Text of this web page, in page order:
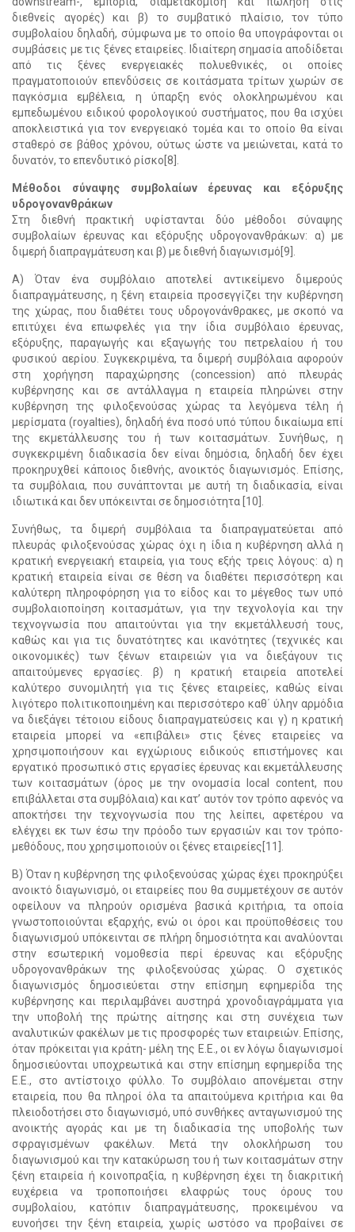
διεθνείς αγορές) και β) το συμβατικό πλαίσιο, τον τύπο
συμβολαίου δηλαδή, σύμφωνα με το οποίο θα υπογράφονται οι
συμβάσεις με τις ξένες εταιρείες. Ιδιαίτερη σημασία αποδίδεται
από τις ξένες ενεργειακές πολυεθνικές, οι οποίες
πραγματοποιούν επενδύσεις σε κοιτάσματα τρίτων χωρών σε
παγκόσμια εμβέλεια, η ύπαρξη ενός ολοκληρωμένου και
εμπεδωμένου ειδικού φορολογικού συστήματος, που θα ισχύει
αποκλειστικά για τον ενεργειακό τομέα και το οποίο θα είναι
σταθερό σε βάθος χρόνου, ούτως ώστε να μειώνεται, κατά το
δυνατόν, το επενδυτικό ρίσκο[8].
Μέθοδοι σύναψης συμβολαίων έρευνας και εξόρυξης
υδρογονανθράκων
Στη διεθνή πρακτική υφίστανται δύο μέθοδοι σύναψης
συμβολαίων έρευνας και εξόρυξης υδρογονανθράκων: α) με
διμερή διαπραγμάτευση και β) με διεθνή διαγωνισμό[9].
Α) Όταν ένα συμβόλαιο αποτελεί αντικείμενο διμερούς
διαπραγμάτευσης, η ξένη εταιρεία προσεγγίζει την κυβέρνηση
της χώρας, που διαθέτει τους υδρογονάνθρακες, με σκοπό να
επιτύχει ένα επωφελές για την ίδια συμβόλαιο έρευνας,
εξόρυξης, παραγωγής και εξαγωγής του πετρελαίου ή του
φυσικού αερίου. Συγκεκριμένα, τα διμερή συμβόλαια αφορούν
στη χορήγηση παραχώρησης (concession) από πλευράς
κυβέρνησης και σε αντάλλαγμα η εταιρεία πληρώνει στην
κυβέρνηση της φιλοξενούσας χώρας τα λεγόμενα τέλη ή
μερίσματα (royalties), δηλαδή ένα ποσό υπό τύπου δικαίωμα επί
της εκμετάλλευσης του ή των κοιτασμάτων. Συνήθως, η
συγκεκριμένη διαδικασία δεν είναι δημόσια, δηλαδή δεν έχει
προκηρυχθεί κάποιος διεθνής, ανοικτός διαγωνισμός. Επίσης,
τα συμβόλαια, που συνάπτονται με αυτή τη διαδικασία, είναι
ιδιωτικά και δεν υπόκεινται σε δημοσιότητα [10].
Συνήθως, τα διμερή συμβόλαια τα διαπραγματεύεται από
πλευράς φιλοξενούσας χώρας όχι η ίδια η κυβέρνηση αλλά η
κρατική ενεργειακή εταιρεία, για τους εξής τρεις λόγους: α) η
κρατική εταιρεία είναι σε θέση να διαθέτει περισσότερη και
καλύτερη πληροφόρηση για το είδος και το μέγεθος των υπό
συμβολαιοποίηση κοιτασμάτων, για την τεχνολογία και την
τεχνογνωσία που απαιτούνται για την εκμετάλλευσή τους,
καθώς και για τις δυνατότητες και ικανότητες (τεχνικές και
οικονομικές) των ξένων εταιρειών για να διεξάγουν τις
απαιτούμενες εργασίες. β) η κρατική εταιρεία αποτελεί
καλύτερο συνομιλητή για τις ξένες εταιρείες, καθώς είναι
λιγότερο πολιτικοποιημένη και περισσότερο καθ΄ ύλην αρμόδια
να διεξάγει τέτοιου είδους διαπραγματεύσεις και γ) η κρατική
εταιρεία μπορεί να «επιβάλει» στις ξένες εταιρείες να
χρησιμοποιήσουν και εγχώριους ειδικούς επιστήμονες και
εργατικό προσωπικό στις εργασίες έρευνας και εκμετάλλευσης
των κοιτασμάτων (όρος με την ονομασία local content, που
επιβάλλεται στα συμβόλαια) και κατ’ αυτόν τον τρόπο αφενός να
αποκτήσει την τεχνογνωσία που της λείπει, αφετέρου να
ελέγχει εκ των έσω την πρόοδο των εργασιών και τον τρόπο-
μεθόδους, που χρησιμοποιούν οι ξένες εταιρείες[11].
Β) Όταν η κυβέρνηση της φιλοξενούσας χώρας έχει προκηρύξει
ανοικτό διαγωνισμό, οι εταιρείες που θα συμμετέχουν σε αυτόν
οφείλουν να πληρούν ορισμένα βασικά κριτήρια, τα οποία
γνωστοποιούνται εξαρχής, ενώ οι όροι και προϋποθέσεις του
διαγωνισμού υπόκεινται σε πλήρη δημοσιότητα και αναλύονται
στην εσωτερική νομοθεσία περί έρευνας και εξόρυξης
υδρογονανθράκων της φιλοξενούσας χώρας. Ο σχετικός
διαγωνισμός δημοσιεύεται στην επίσημη εφημερίδα της
κυβέρνησης και περιλαμβάνει αυστηρά χρονοδιαγράμματα για
την υποβολή της πρώτης αίτησης και στη συνέχεια των
αναλυτικών φακέλων με τις προσφορές των εταιρειών. Επίσης,
όταν πρόκειται για κράτη- μέλη της Ε.Ε., οι εν λόγω διαγωνισμοί
δημοσιεύονται υποχρεωτικά και στην επίσημη εφημερίδα της
Ε.Ε., στο αντίστοιχο φύλλο. Το συμβόλαιο απονέμεται στην
εταιρεία, που θα πληροί όλα τα απαιτούμενα κριτήρια και θα
πλειοδοτήσει στο διαγωνισμό, υπό συνθήκες ανταγωνισμού της
ανοικτής αγοράς και με τη διαδικασία της υποβολής των
σφραγισμένων φακέλων. Μετά την ολοκλήρωση του
διαγωνισμού και την κατακύρωση του ή των κοιτασμάτων στην
ξένη εταιρεία ή κοινοπραξία, η κυβέρνηση έχει τη διακριτική
ευχέρεια να τροποποιήσει ελαφρώς τους όρους του
συμβολαίου, κατόπιν διαπραγμάτευσης, προκειμένου να
ευνοήσει την ξένη εταιρεία, χωρίς ωστόσο να προβαίνει σε